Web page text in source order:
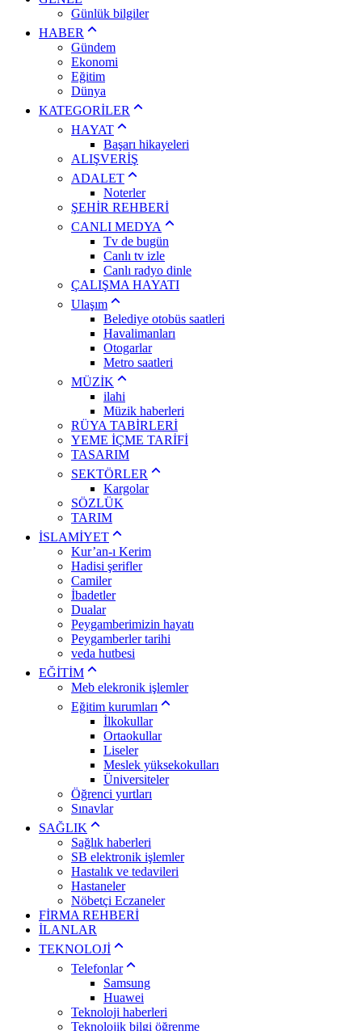
Günlük bilgiler
HABER
Gündem
Ekonomi
Eğitim
Dünya
KATEGORİLER
HAYAT
Başarı hikayeleri
ALIŞVERİŞ
ADALET
Noterler
ŞEHİR REHBERİ
CANLI MEDYA
Tv de bugün
Canlı tv izle
Canlı radyo dinle
ÇALIŞMA HAYATI
Ulaşım
Belediye otobüs saatleri
Havalimanları
Otogarlar
Metro saatleri
MÜZİK
ilahi
Müzik haberleri
RÜYA TABİRLERİ
YEME İÇME TARİFİ
TASARIM
SEKTÖRLER
Kargolar
SÖZLÜK
TARIM
İSLAMİYET
Kur’an-ı Kerim
Hadisi şerifler
Camiler
İbadetler
Dualar
Peygamberimizin hayatı
Peygamberler tarihi
veda hutbesi
EĞİTİM
Meb elekronik işlemler
Eğitim kurumları
İlkokullar
Ortaokullar
Liseler
Meslek yüksekokulları
Üniversiteler
Öğrenci yurtları
Sınavlar
SAĞLIK
Sağlık haberleri
SB elektronik işlemler
Hastalık ve tedavileri
Hastaneler
Nöbetçi Eczaneler
FİRMA REHBERİ
İLANLAR
TEKNOLOJİ
Telefonlar
Samsung
Huawei
Teknoloji haberleri
Teknolojik bilgi öğrenme